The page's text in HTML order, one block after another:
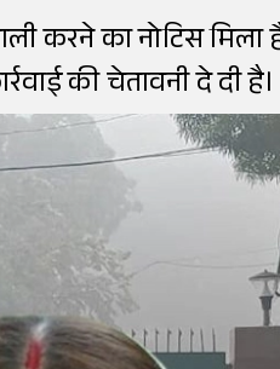
करने का नोटिस
की चेतावनी दे दी है।